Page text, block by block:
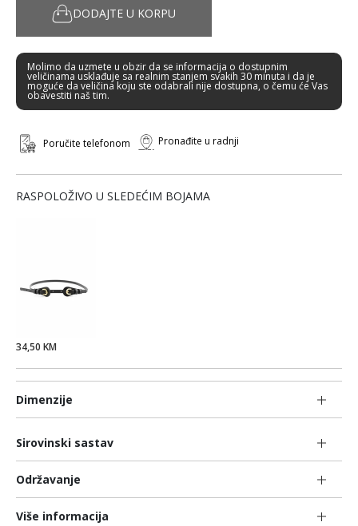
Dimenzije
Sirovinski sastav
Održavanje
Više informacija
DODAJTE U KORPU
Molimo da uzmete u obzir da se informacija o dostupnim
veličinama usklađuje sa realnim stanjem svakih 30 minuta i da je
moguće da veličina koju ste odabrali nije dostupna, o čemu će Vas
obavestiti naš tim.
Poručite telefonom Pronađite u radnji
RASPOLOŽIVO U SLEDEĆIM BOJAMA
34,50 KM